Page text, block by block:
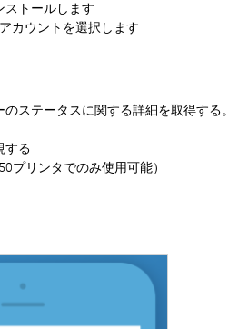
ストールします
カウントを選択します
ステータスに関する詳細を取得する。
する
プリンタでのみ使用可能）